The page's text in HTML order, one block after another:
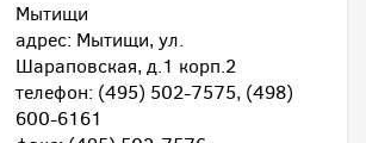
Мытищи
адрес: Мытищи, ул.
Шараповская, д.1 корп.2
телефон: (495) 502-7575, (498)
600-6161